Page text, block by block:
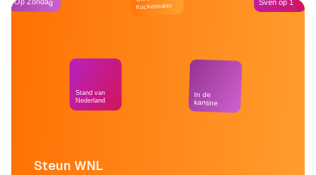
Steun WNL
Stand van
Nederland
Kockelmann
In de
kantine
Sven op 1